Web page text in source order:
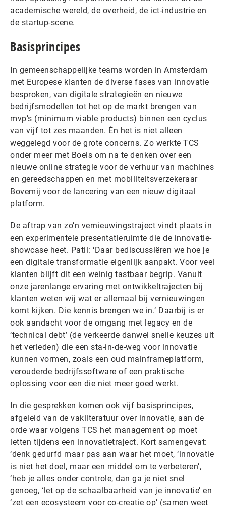
academische wereld, de overheid, de ict-industrie en
de startup-scene.
Basisprincipes
In gemeenschappelijke teams worden in Amsterdam
met Europese klanten de diverse fases van innovatie
besproken, van digitale strategieën en nieuwe
bedrijfsmodellen tot het op de markt brengen van
mvp’s (minimum viable products) binnen een cyclus
van vijf tot zes maanden. Én het is niet alleen
weggelegd voor de grote concerns. Zo werkte TCS
onder meer met Boels om na te denken over een
nieuwe online strategie voor de verhuur van machines
en gereedschappen en met mobiliteitsverzekeraar
Bovemij voor de lancering van een nieuw digitaal
platform.
De aftrap van zo’n vernieuwingstraject vindt plaats in
een experimentele presentatieruimte die de innovatie-
showcase heet. Patil: ‘Daar bediscussiëren we hoe je
een digitale transformatie eigenlijk aanpakt. Voor veel
klanten blijft dit een weinig tastbaar begrip. Vanuit
onze jarenlange ervaring met ontwikkeltrajecten bij
klanten weten wij wat er allemaal bij vernieuwingen
komt kijken. Die kennis brengen we in.’ Daarbij is er
ook aandacht voor de omgang met legacy en de
‘technical debt’ (de verkeerde danwel snelle keuzes uit
het verleden) die een sta-in-de-weg voor innovatie
kunnen vormen, zoals een oud mainframeplatform,
verouderde bedrijfssoftware of een praktische
oplossing voor een die niet meer goed werkt.
In die gesprekken komen ook vijf basisprincipes,
afgeleid van de vakliteratuur over innovatie, aan de
orde waar volgens TCS het management op moet
letten tijdens een innovatietraject. Kort samengevat:
‘denk gedurfd maar pas aan waar het moet, ‘innovatie
is niet het doel, maar een middel om te verbeteren’,
‘heb je alles onder controle, dan ga je niet snel
genoeg, ‘let op de schaalbaarheid van je innovatie’ en
‘zet een ecosysteem voor co-creatie op’ (samen weet